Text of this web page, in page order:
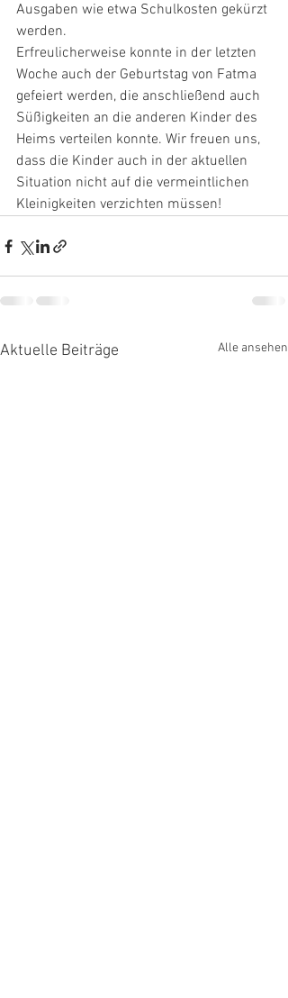
Ausgaben wie etwa Schulkosten gekürzt
werden.
Erfreulicherweise konnte in der letzten
Woche auch der Geburtstag von Fatma
gefeiert werden, die anschließend auch
Süßigkeiten an die anderen Kinder des
Heims verteilen konnte. Wir freuen uns,
dass die Kinder auch in der aktuellen
Situation nicht auf die vermeintlichen
Kleinigkeiten verzichten müssen!
Aktuelle Beiträge Alle ansehen